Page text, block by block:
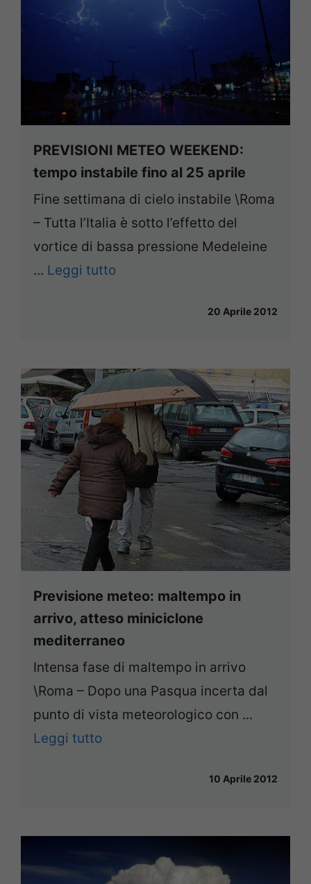
PREVISIONI METEO WEEKEND:
tempo instabile fino al 25 aprile
Fine settimana di cielo instabile \Roma
– Tutta l’Italia è sotto l’effetto del
vortice di bassa pressione Medeleine
... Leggi tutto
20 Aprile 2012
Previsione meteo: maltempo in
arrivo, atteso miniciclone
mediterraneo
Intensa fase di maltempo in arrivo
\Roma – Dopo una Pasqua incerta dal
punto di vista meteorologico con ...
Leggi tutto
10 Aprile 2012